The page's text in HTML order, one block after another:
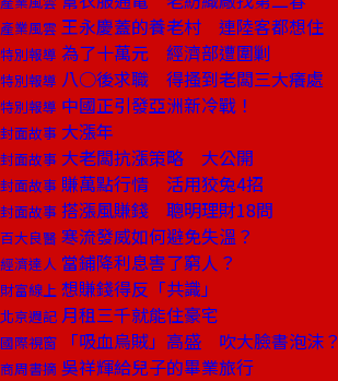
產業風雲 王永慶蓋的養老村 連陸客都想住
特別報導 為了十萬元 經濟部遭圍剿
特別報導 八○後求職 得搔到老闆三大癢處
特別報導 中國正引發亞洲新冷戰！
封面故事 大漲年
封面故事 大老闆抗漲策略 大公開
封面故事 賺萬點行情 活用狡兔4招
封面故事 搭漲風賺錢 聰明理財18問
百大良醫 寒流發威如何避免失溫？
經濟達人 當鋪降利息害了窮人？
財富線上 想賺錢得反「共識」
北京週記 月租三千就能住豪宅
國際視窗 「吸血烏賊」高盛 吹大臉書泡沫？
商周書摘 吳祥輝給兒子的畢業旅行